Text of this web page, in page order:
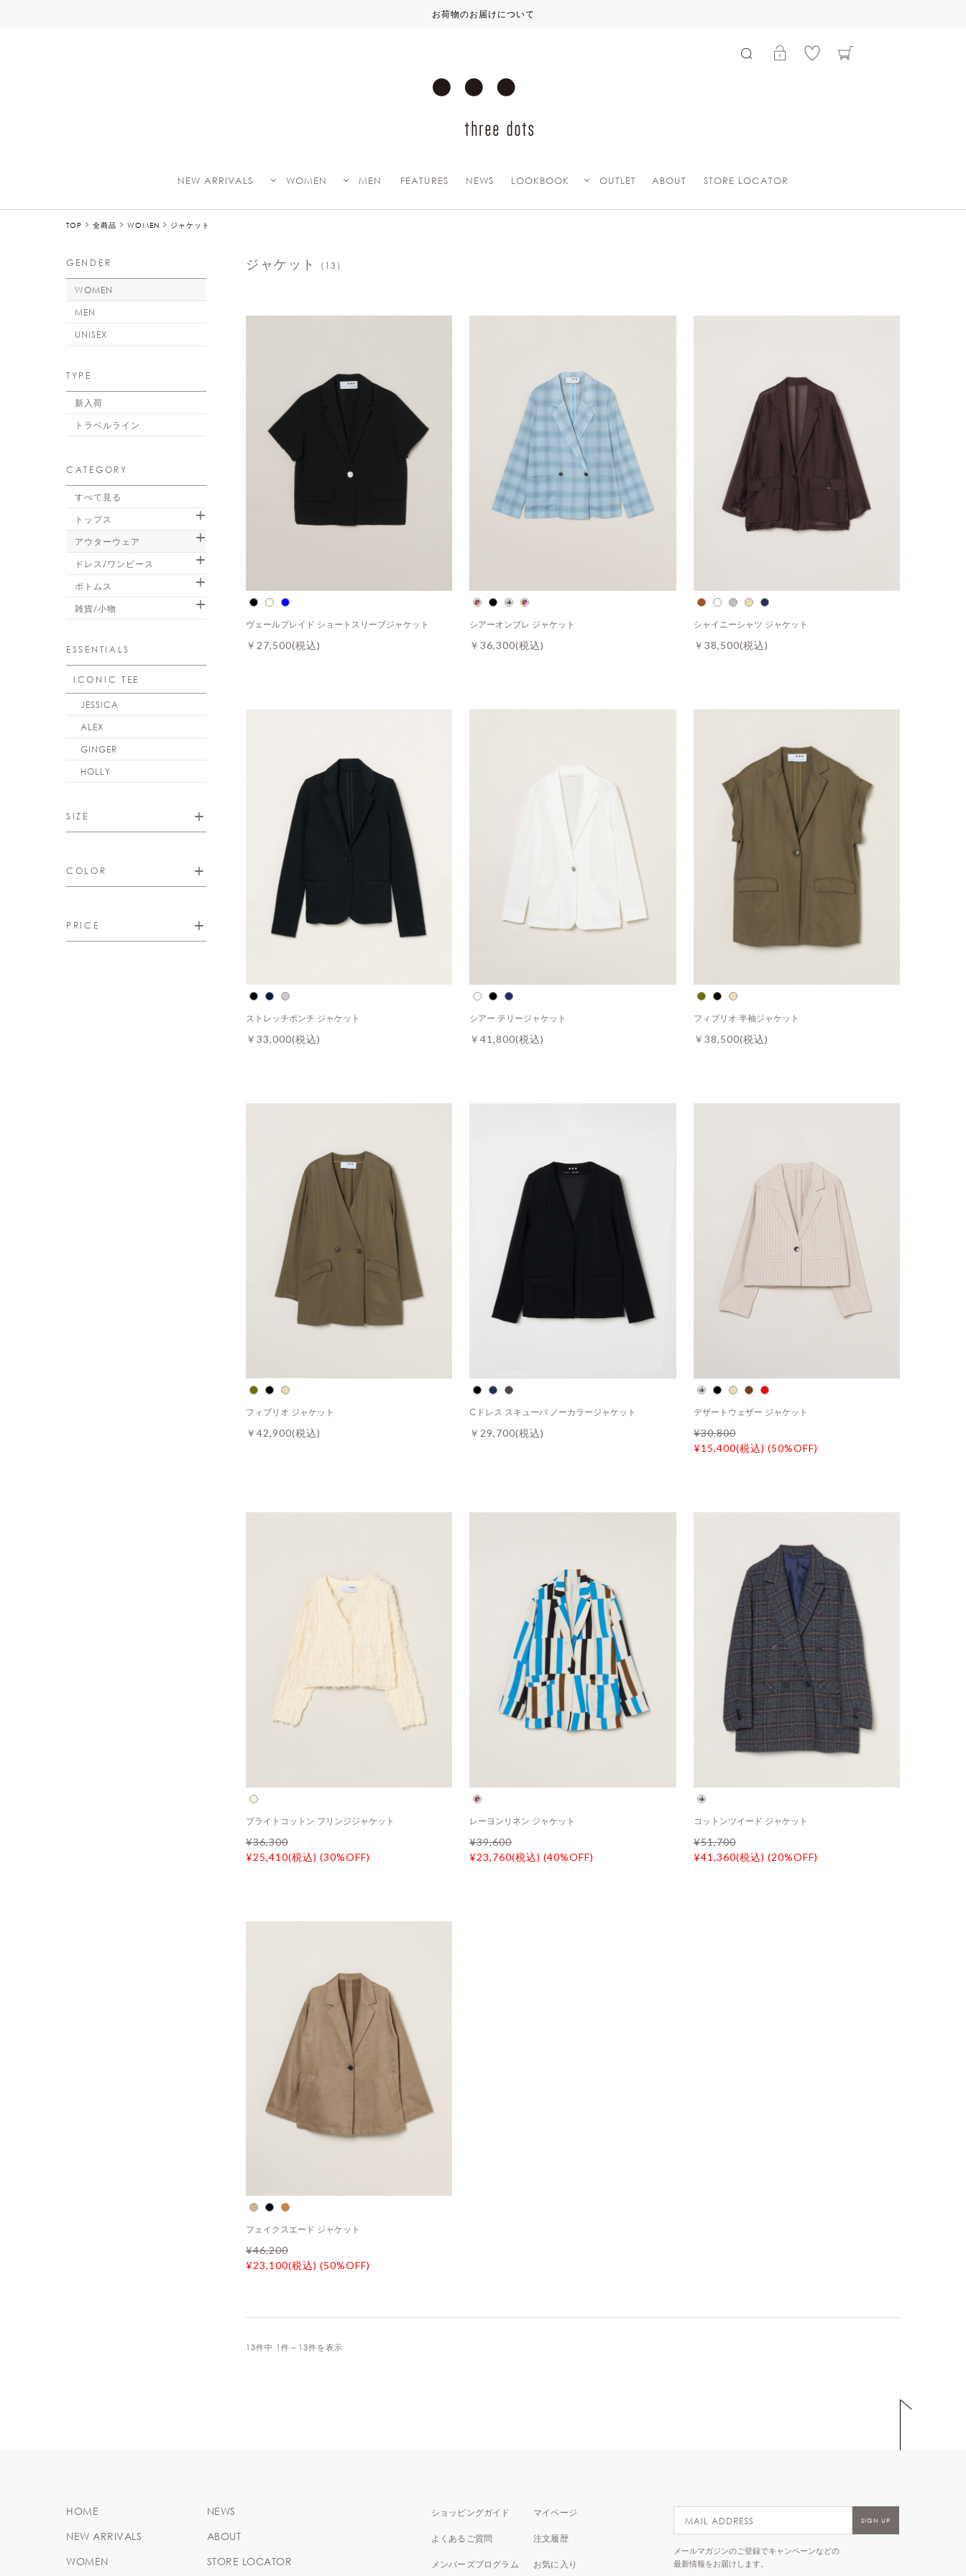
NEW ARRIVALS WOMEN MEN FEATURES NEWS LOOKBOOK OUTLET ABOUT STORE LOCATOR
TOP 全商品 WOMEN ジャケット
ジャケット (13)
ヴェールプレイド ショートスリーブジャケット
￥27,500(税込)
シアーオンブレ ジャケット
￥36,300(税込)
シャイニーシャツ ジャケット
￥38,500(税込)
ストレッチポンチ ジャケット
￥33,000(税込)
シアー テリージャケット
￥41,800(税込)
フィブリオ 半袖ジャケット
￥38,500(税込)
フィブリオ ジャケット
￥42,900(税込)
Cドレス スキューバ ノーカラージャケット
￥29,700(税込)
デザートウェザー ジャケット
¥30,800
¥15,400(税込) (50%OFF)
ブライトコットン フリンジジャケット
¥36,300
¥25,410(税込) (30%OFF)
レーヨンリネン ジャケット
¥39,600
¥23,760(税込) (40%OFF)
コットンツイード ジャケット
¥51,700
¥41,360(税込) (20%OFF)
フェイクスエード ジャケット
¥46,200
¥23,100(税込) (50%OFF)
13件中 1件～13件を表示
GENDER
WOMEN
MEN
UNISEX
TYPE
新入荷
トラベルライン
CATEGORY
すべて見る
トップス
アウターウェア
ドレス/ワンピース
ボトムス
雑貨/小物
ESSENTIALS
ICONIC TEE
JESSICA
ALEX
GINGER
HOLLY
SIZE
COLOR
PRICE
HOME
NEW ARRIVALS
WOMEN
NEWS
ABOUT
STORE LOCATOR
ショッピングガイド
よくあるご質問
メンバーズプログラム
マイページ
注文履歴
お気に入り
メールマガジンのご登録でキャンペーンなどの
最新情報をお届けします。